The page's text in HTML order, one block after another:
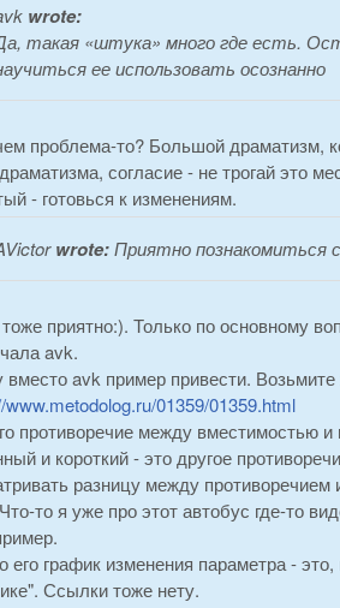
wrote:
такая «штука» много где есть.
ее использовать осознанно
проблема-то? Большой драматизм,
согласие - не трогай это
- готовься к изменениям.
wrote:Приятно познакомиться
приятно:). Только по основному
avk.
вместо avk пример привести.
www.metodolog.ru/01359/01359.html
противоречие между вместимостью и
и короткий - это другое
разницу между
то я уже про этот автобус где-то
его график изменения параметра -
Ссылки тоже нету.